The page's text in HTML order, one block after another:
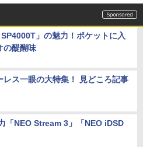
」の魅力！ポケットに入
の醍醐味
レス一眼の大特集！ 見どころ記事
「NEO Stream 3」「NEO iDSD